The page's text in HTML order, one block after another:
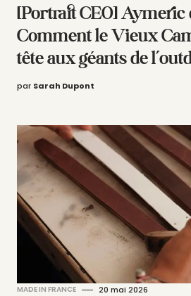
[Portrait CEO] Aymeric
Comment le Vieux
tête aux géants de
par Sarah Dupont
MADE IN FRANCE 20 mai 2026